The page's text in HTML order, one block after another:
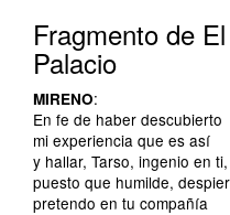
Fragmento de
Palacio
MIRENO:
En fe de haber descubierto
mi experiencia que es así
y hallar, Tarso, ingenio en ti,
puesto que humilde,
pretendo en tu compañía